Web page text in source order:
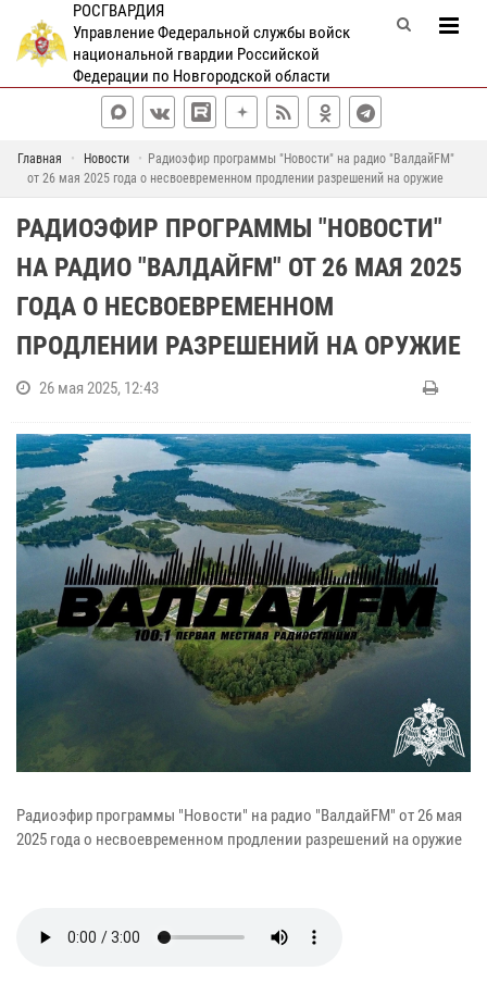
РОСГВАРДИЯ
Управление Федеральной службы войск
национальной гвардии Российской
Федерации по Новгородской области
Главная Новости
Радиоэфир программы "Новости" на радио "ВалдайFM"
от 26 мая 2025 года о несвоевременном продлении разрешений на оружие
РАДИОЭФИР ПРОГРАММЫ "НОВОСТИ"
НА РАДИО "ВАЛДАЙFM" ОТ 26 МАЯ 2025
ГОДА О НЕСВОЕВРЕМЕННОМ
ПРОДЛЕНИИ РАЗРЕШЕНИЙ НА ОРУЖИЕ
26 мая 2025, 12:43
Радиоэфир программы "Новости" на радио "ВалдайFM" от 26 мая
2025 года о несвоевременном продлении разрешений на оружие